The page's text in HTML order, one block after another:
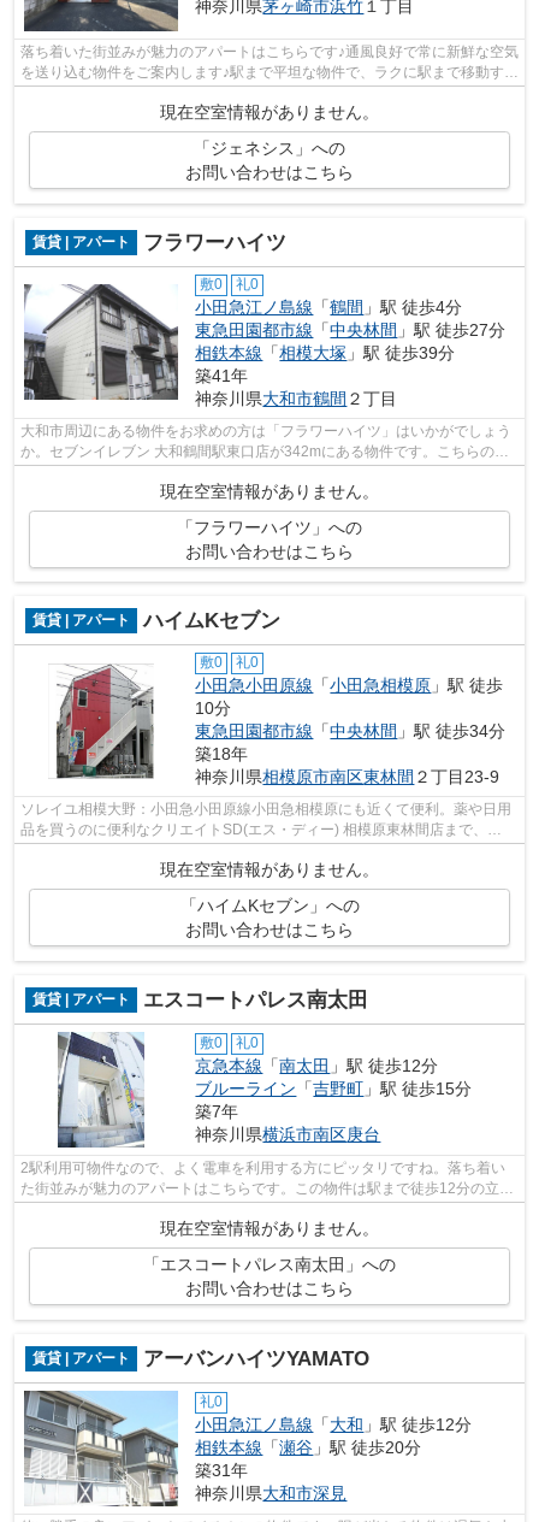
神奈川県茅ヶ崎市浜竹１丁目
落ち着いた街並みが魅力のアパートはこちらです♪通風良好で常に新鮮な空気
を送り込む物件をご案内します♪駅まで平坦な物件で、ラクに駅まで移動する
現在空室情報がありません。
「ジェネシス」への
お問い合わせはこちら
賃貸 | アパート フラワーハイツ
敷0 礼0
小田急江ノ島線 「鶴間 」駅 徒歩4分
東急田園都市線 「中央林間 」駅 徒歩27分
相鉄本線 「相模大塚 」駅 徒歩39分
築41年
神奈川県大和市鶴間 ２丁目
大和市周辺にある物件をお求めの方は「フラワーハイツ」はいかがでしょう
か。セブンイレブン 大和鶴間駅東口店が342mにある物件です。こちらの物
件はアパートです。徒歩4分の位置に駅...
現在空室情報がありません。
「フラワーハイツ」への
お問い合わせはこちら
賃貸 | アパート ハイムKセブン
敷0 礼0
小田急小田原線 「小田急相模原 」駅 徒歩
10分
東急田園都市線 「中央林間 」駅 徒歩34分
築18年
神奈川県相模原市南区東林間 ２丁目23-9
ソレイユ相模大野：小田急小田原線小田急相模原にも近くて便利。薬や日用
品を買うのに便利なクリエイトSD(エス・ディー) 相模原東林間店まで、
現在空室情報がありません。
「ハイムKセブン」への
お問い合わせはこちら
賃貸 | アパート エスコートパレス南太田
敷0 礼0
京急本線 「南太田 」駅 徒歩12分
ブルーライン 「吉野町 」駅 徒歩15分
築7年
神奈川県横浜市南区庚台
2駅利用可物件なので、よく電車を利用する方にピッタリですね。落ち着い
た街並みが魅力のアパートはこちらです。この物件は駅まで徒歩12分の立地
現在空室情報がありません。
「エスコートパレス南太田」への
お問い合わせはこちら
賃貸 | アパート アーバンハイツYAMATO
礼0
小田急江ノ島線 「大和 」駅 徒歩12分
相鉄本線 「瀬谷 」駅 徒歩20分
築31年
神奈川県大和市深見